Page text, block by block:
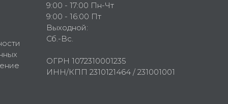
9:00 - 17:00 Пн-Чт
9:00 - 16:00 Пт
Выходной:
Сб.-Вс.
ОГРН 1072310001235
ИНН/КПП 2310121464 / 231001001